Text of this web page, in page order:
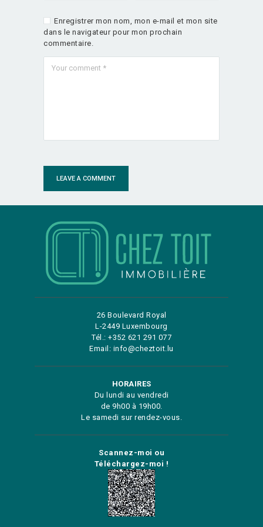
Enregistrer mon nom, mon e-mail et mon site
dans le navigateur pour mon prochain
commentaire.
26 Boulevard Royal
L-2449 Luxembourg
Tél.: +352 621 291 077
Email: info@cheztoit.lu
HORAIRES
Du lundi au vendredi
de 9h00 à 19h00.
Le samedi sur rendez-vous.
Scannez-moi ou
Téléchargez-moi !